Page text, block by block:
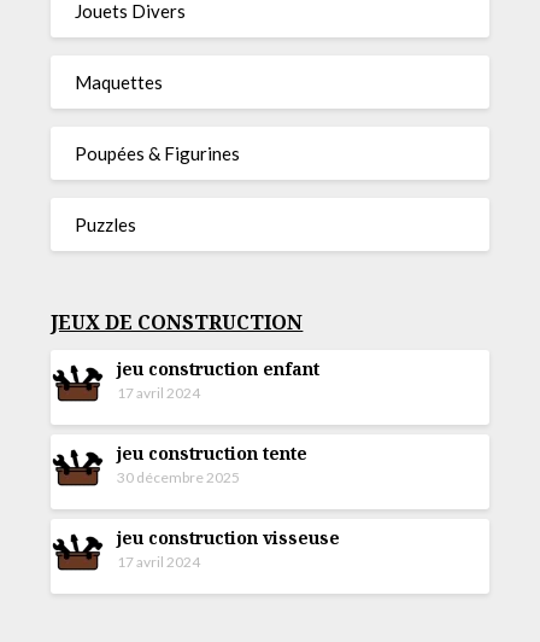
Jouets Divers
Maquettes
Poupées & Figurines
Puzzles
JEUX DE CONSTRUCTION
jeu construction enfant
17 avril 2024
jeu construction tente
30 décembre 2025
jeu construction visseuse
17 avril 2024